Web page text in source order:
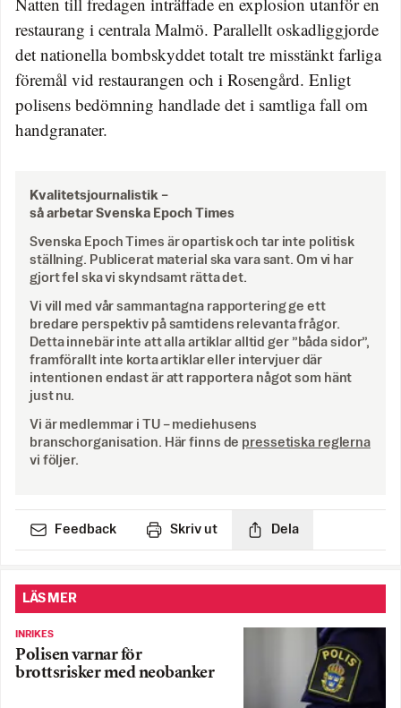
restaurang i centrala Malmö. Parallellt oskadliggjorde
det nationella bombskyddet totalt tre misstänkt farliga
föremål vid restaurangen och i Rosengård. Enligt
polisens bedömning handlade det i samtliga fall om
handgranater.
Kvalitetsjournalistik –
så arbetar Svenska Epoch Times
Svenska Epoch Times är opartisk och tar inte politisk
ställning. Publicerat material ska vara sant. Om vi har
gjort fel ska vi skyndsamt rätta det.
Vi vill med vår sammantagna rapportering ge ett
bredare perspektiv på samtidens relevanta frågor.
Detta innebär inte att alla artiklar alltid ger ”båda sidor”,
framförallt inte korta artiklar eller intervjuer där
intentionen endast är att rapportera något som hänt
just nu.
Vi är medlemmar i TU – mediehusens
branschorganisation. Här finns de pressetiska reglerna
vi följer.
Feedback Skriv ut Dela
LÄS MER
INRIKES
Polisen varnar för
brottsrisker med neobanker